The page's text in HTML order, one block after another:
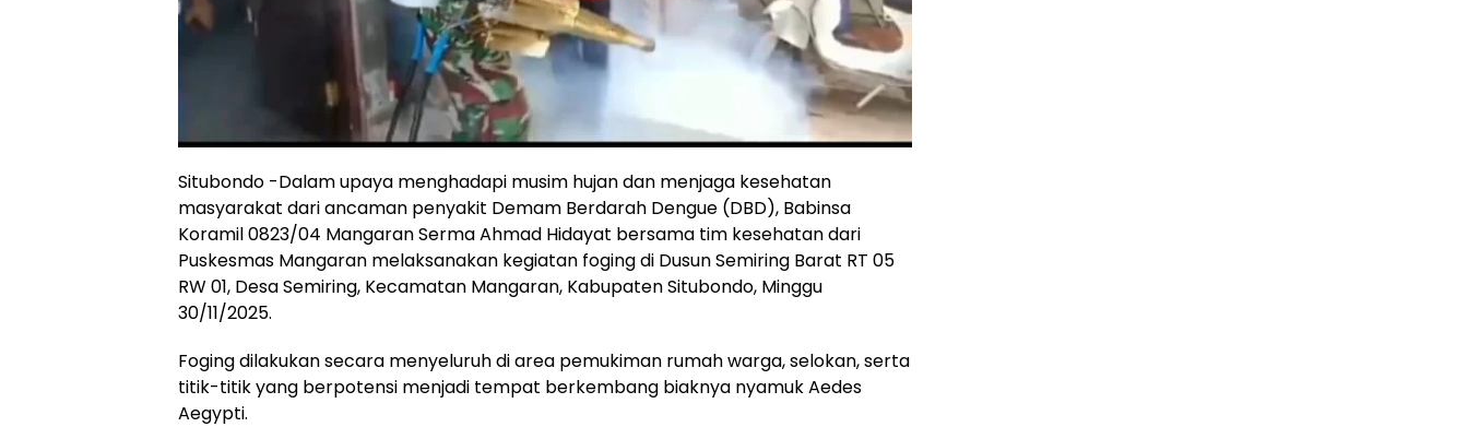
Situbondo -Dalam upaya menghadapi musim hujan dan menjaga kesehatan
masyarakat dari ancaman penyakit Demam Berdarah Dengue (DBD), Babinsa
Koramil 0823/04 Mangaran Serma Ahmad Hidayat bersama tim kesehatan dari
Puskesmas Mangaran melaksanakan kegiatan foging di Dusun Semiring Barat RT 05
RW 01, Desa Semiring, Kecamatan Mangaran, Kabupaten Situbondo, Minggu
30/11/2025.
Foging dilakukan secara menyeluruh di area pemukiman rumah warga, selokan, serta
titik-titik yang berpotensi menjadi tempat berkembang biaknya nyamuk Aedes
Aegypti.